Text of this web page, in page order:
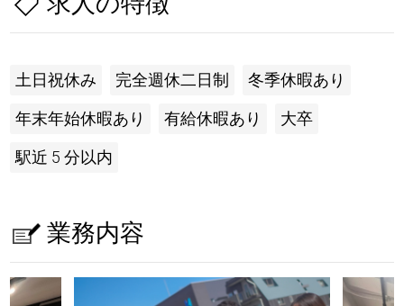
土日祝休み 完全週休二日制 冬季休暇あり
年末年始休暇あり 有給休暇あり 大卒
駅近 5 分以内
業務内容